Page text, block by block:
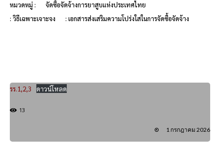
หมวดหมู่ :
จัดซื้อจัดจ้างการยาสูบแห่งประเทศไทย
: วิธีเฉพาะเจาะจง
: เอกสารส่งเสริมความโปร่งใสในการจัดซื้อจัดจ้าง
รร.1,2,3 ดาวน์โหลด
13
1 กรกฎาคม 2026